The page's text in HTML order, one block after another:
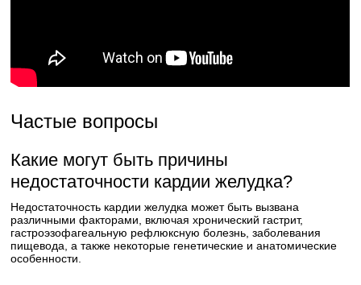
Частые вопросы
Какие могут быть причины
недостаточности кардии желудка?
Недостаточность кардии желудка может быть вызвана
различными факторами, включая хронический гастрит,
гастроэзофагеальную рефлюксную болезнь, заболевания
пищевода, а также некоторые генетические и анатомические
особенности.